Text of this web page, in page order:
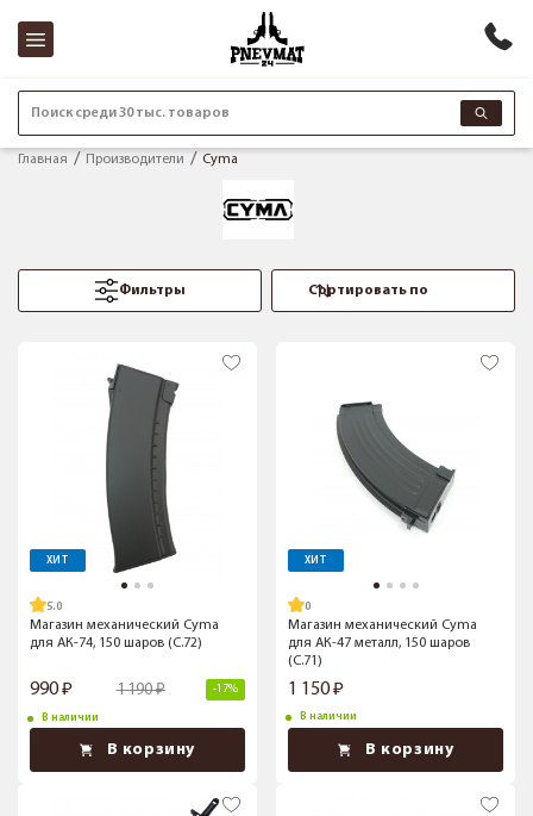
Поиск среди 30 тыс. товаров
Главная Производители Cyma
Фильтры
ХИТ
5.0
Магазин механический Cyma
для АК-74, 150 шаров (C.72)
990 1 190 -17%
В наличии
В корзину
ХИТ
Магазин механический Cyma
для АК-47 металл, 150 шаров
(C.71)
1 150
В наличии
В корзину